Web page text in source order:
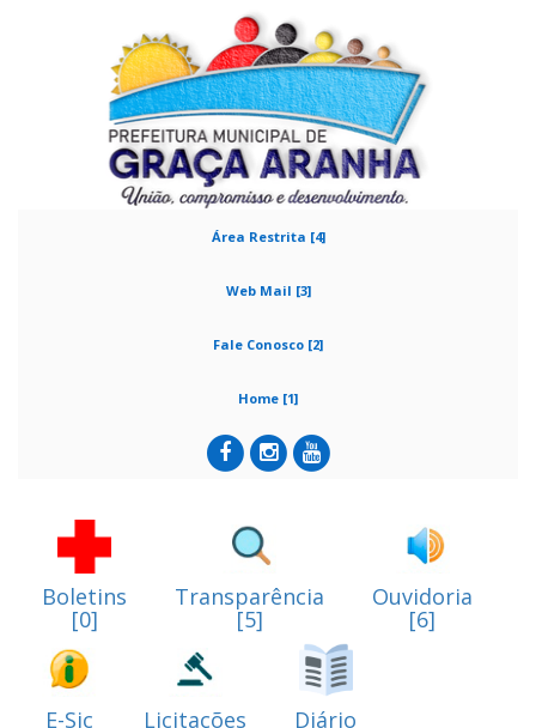
Área Restrita [4]
Web Mail [3]
Fale Conosco [2]
Home [1]
Boletins
[0]
Transparência
[5]
Ouvidoria
[6]
E-Sic Licitações Diário